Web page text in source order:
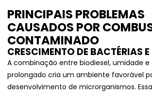
PRINCIPAIS PROBLEMAS
CAUSADOS POR
CONTAMINADO
CRESCIMENTO DE BACTÉRIAS
A combinação entre biodiesel, umidade
prolongado cria um ambiente favorável
desenvolvimento de microrganismos.